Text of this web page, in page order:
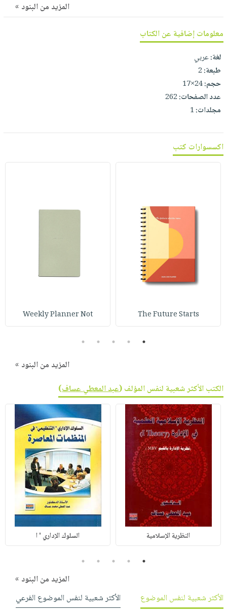
نيل
وفرات
انشر
كتابك
تواصل
معنا
المزيد من البنود »
معلومات إضافية عن الكتاب
لغة:عربي
طبعة:2
حجم:24×17
عدد الصفحات:262
مجلدات:1
اكسسوارات كتب
The Future Starts
Weekly Planner Not
1
2
3
4
5
المزيد من البنود »
الكتب الأكثر شعبية لنفس المؤلف (عبد المعطي عساف)
النظرية الإسلامية السلوك الإداري ' ا
1
2
3
4
5
المزيد من البنود »
الأكثر شعبية لنفس الموضوع
الأكثر شعبية لنفس الموضوع الفرعي